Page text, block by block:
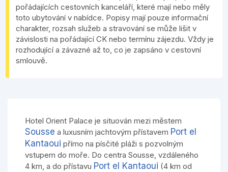
pořádajících cestovních kanceláří, které mají nebo měly
toto ubytování v nabídce. Popisy mají pouze informační
charakter, rozsah služeb a stravování se může lišit v
závislosti na pořádající CK nebo termínu zájezdu. Vždy je
rozhodující a závazné až to, co je zapsáno v cestovní
smlouvě.
Hotel Orient Palace je situován mezi městem
Sousse a luxusním jachtovým přístavem Port el
Kantaoui přímo na písčité pláži s pozvolným
vstupem do moře. Do centra Sousse, vzdáleného
4 km, a do přístavu Port el Kantaoui (4 km od